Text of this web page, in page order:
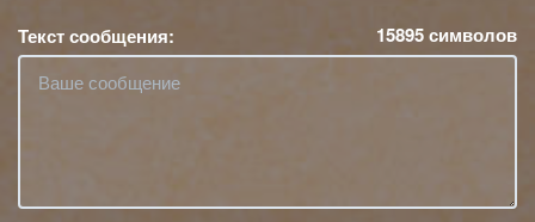
Текст сообщения: 15895символов